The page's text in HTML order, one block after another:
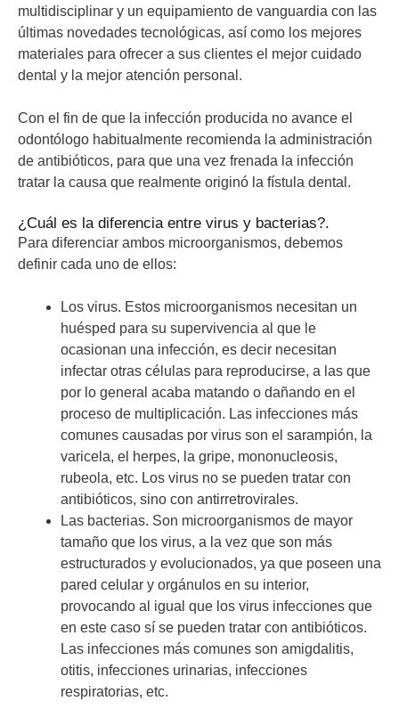
multidisciplinar y un equipamiento de vanguardia con las
últimas novedades tecnológicas, así como los mejores
materiales para ofrecer a sus clientes el mejor cuidado
dental y la mejor atención personal.
Con el fin de que la infección producida no avance el
odontólogo habitualmente recomienda la administración
de antibióticos, para que una vez frenada la infección
tratar la causa que realmente originó la fístula dental.
¿Cuál es la diferencia entre virus y bacterias?.
Para diferenciar ambos microorganismos, debemos
definir cada uno de ellos:
Los virus. Estos microorganismos necesitan un
huésped para su supervivencia al que le
ocasionan una infección, es decir necesitan
infectar otras células para reproducirse, a las que
por lo general acaba matando o dañando en el
proceso de multiplicación. Las infecciones más
comunes causadas por virus son el sarampión, la
varicela, el herpes, la gripe, mononucleosis,
rubeola, etc. Los virus no se pueden tratar con
antibióticos, sino con antirretrovirales.
Las bacterias. Son microorganismos de mayor
tamaño que los virus, a la vez que son más
estructurados y evolucionados, ya que poseen una
pared celular y orgánulos en su interior,
provocando al igual que los virus infecciones que
en este caso sí se pueden tratar con antibióticos.
Las infecciones más comunes son amigdalitis,
otitis, infecciones urinarias, infecciones
respiratorias, etc.